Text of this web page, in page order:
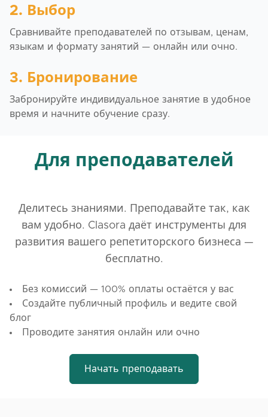
2. Выбор
Сравнивайте преподавателей по отзывам, ценам,
языкам и формату занятий — онлайн или очно.
3. Бронирование
Забронируйте индивидуальное занятие в удобное
время и начните обучение сразу.
Для преподавателей
Делитесь знаниями. Преподавайте так, как
вам удобно. Clasora даёт инструменты для
развития вашего репетиторского бизнеса —
бесплатно.
Без комиссий — 100% оплаты остаётся у вас
Создайте публичный профиль и ведите свой
блог
Проводите занятия онлайн или очно
Начать преподавать